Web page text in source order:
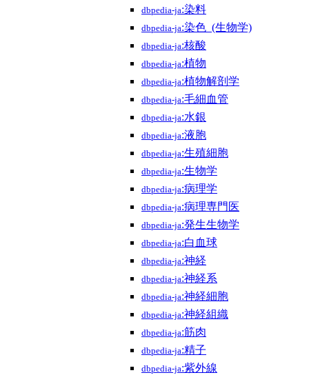
dbpedia-ja:染料
dbpedia-ja:染色_(生物学)
dbpedia-ja:核酸
dbpedia-ja:植物
dbpedia-ja:植物解剖学
dbpedia-ja:毛細血管
dbpedia-ja:水銀
dbpedia-ja:液胞
dbpedia-ja:生殖細胞
dbpedia-ja:生物学
dbpedia-ja:病理学
dbpedia-ja:病理専門医
dbpedia-ja:発生生物学
dbpedia-ja:白血球
dbpedia-ja:神経
dbpedia-ja:神経系
dbpedia-ja:神経細胞
dbpedia-ja:神経組織
dbpedia-ja:筋肉
dbpedia-ja:精子
dbpedia-ja:紫外線